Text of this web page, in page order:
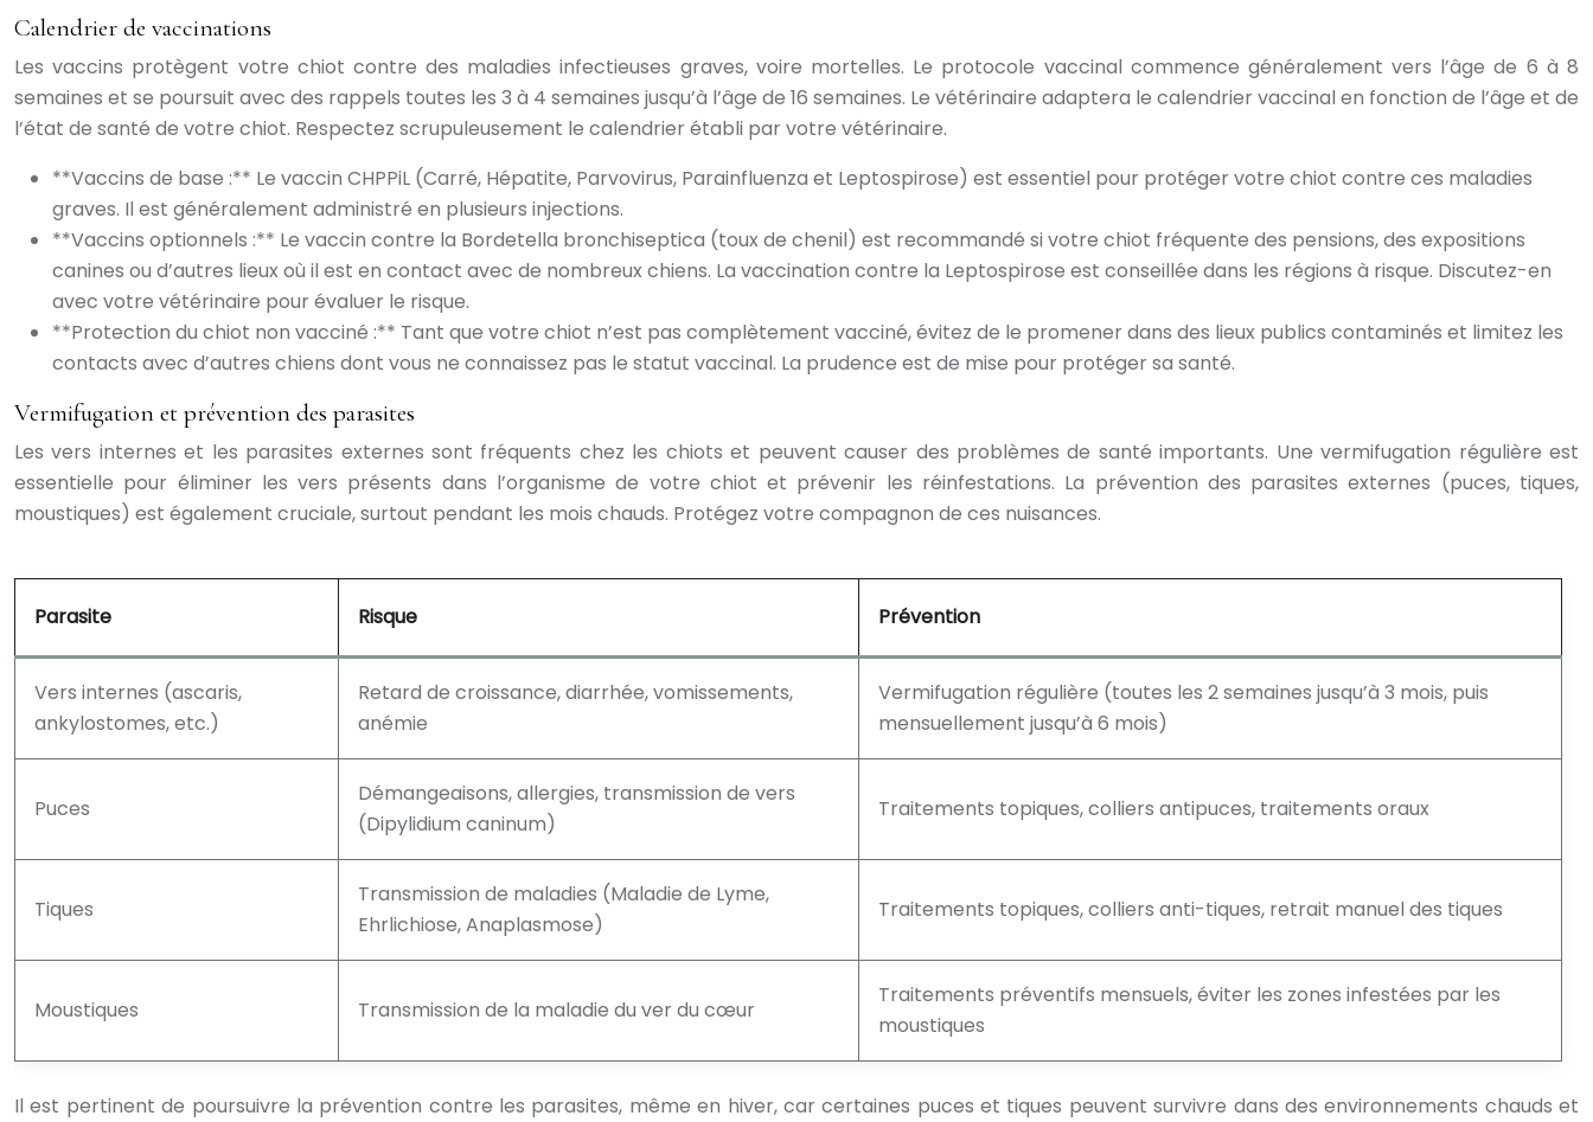
Calendrier de vaccinations
Les vaccins protègent votre chiot contre des maladies infectieuses graves, voire mortelles. Le protocole vaccinal commence généralement vers l’âge de 6 à 8
semaines et se poursuit avec des rappels toutes les 3 à 4 semaines jusqu’à l’âge de 16 semaines. Le vétérinaire adaptera le calendrier vaccinal en fonction de l’âge et de
l’état de santé de votre chiot. Respectez scrupuleusement le calendrier établi par votre vétérinaire.
**Vaccins de base :** Le vaccin CHPPiL (Carré, Hépatite, Parvovirus, Parainfluenza et Leptospirose) est essentiel pour protéger votre chiot contre ces maladies
graves. Il est généralement administré en plusieurs injections.
**Vaccins optionnels :** Le vaccin contre la Bordetella bronchiseptica (toux de chenil) est recommandé si votre chiot fréquente des pensions, des expositions
canines ou d’autres lieux où il est en contact avec de nombreux chiens. La vaccination contre la Leptospirose est conseillée dans les régions à risque. Discutez-en
avec votre vétérinaire pour évaluer le risque.
**Protection du chiot non vacciné :** Tant que votre chiot n’est pas complètement vacciné, évitez de le promener dans des lieux publics contaminés et limitez les
contacts avec d’autres chiens dont vous ne connaissez pas le statut vaccinal. La prudence est de mise pour protéger sa santé.
Vermifugation et prévention des parasites
Les vers internes et les parasites externes sont fréquents chez les chiots et peuvent causer des problèmes de santé importants. Une vermifugation régulière est
essentielle pour éliminer les vers présents dans l’organisme de votre chiot et prévenir les réinfestations. La prévention des parasites externes (puces, tiques,
moustiques) est également cruciale, surtout pendant les mois chauds. Protégez votre compagnon de ces nuisances.
Parasite Risque Prévention
Vers internes (ascaris,
ankylostomes, etc.)
Retard de croissance, diarrhée, vomissements,
anémie
Vermifugation régulière (toutes les 2 semaines jusqu’à 3 mois, puis
mensuellement jusqu’à 6 mois)
Puces
Démangeaisons, allergies, transmission de vers
(Dipylidium caninum)
Traitements topiques, colliers antipuces, traitements oraux
Tiques
Transmission de maladies (Maladie de Lyme,
Ehrlichiose, Anaplasmose)
Traitements topiques, colliers anti-tiques, retrait manuel des tiques
Moustiques Transmission de la maladie du ver du cœur
Traitements préventifs mensuels, éviter les zones infestées par les
moustiques
Il est pertinent de poursuivre la prévention contre les parasites, même en hiver, car certaines puces et tiques peuvent survivre dans des environnements chauds et